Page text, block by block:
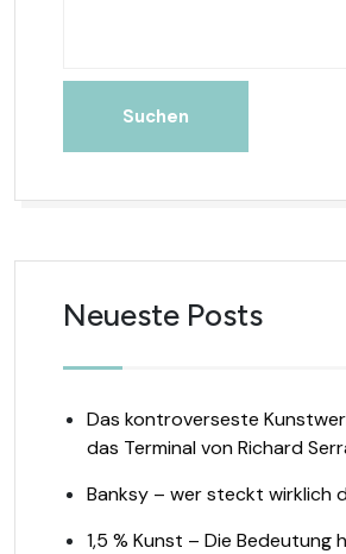
Suchen
Neueste Posts
Das kontroverseste
das Terminal von Richard
Banksy – wer steckt wirklich
1,5 % Kunst – Die Bedeutung